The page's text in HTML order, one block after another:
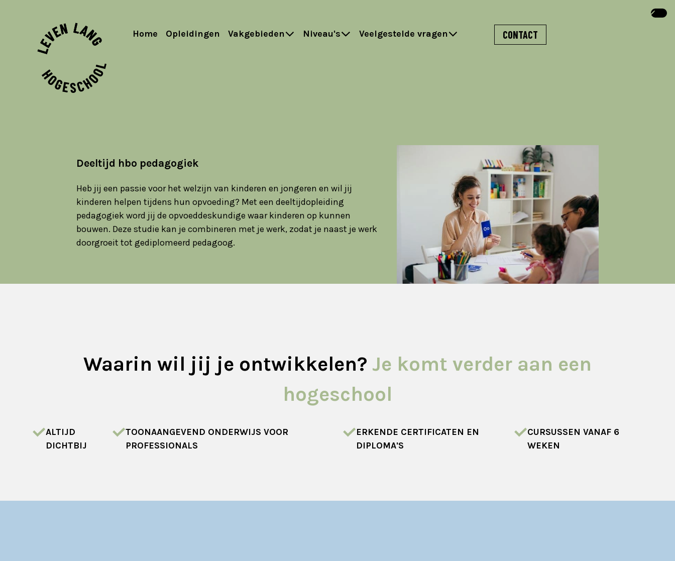
Home Opleidingen Vakgebieden Niveau's Veelgestelde vragen CONTACT
Deeltijd hbo pedagogiek
Heb jij een passie voor het welzijn van kinderen en jongeren en wil jij
kinderen helpen tijdens hun opvoeding? Met een deeltijdopleiding
pedagogiek word jij de opvoeddeskundige waar kinderen op kunnen
bouwen. Deze studie kan je combineren met je werk, zodat je naast je werk
doorgroeit tot gediplomeerd pedagoog.
Waarin wil jij je ontwikkelen? Je komt verder aan een
hogeschool
ALTIJD
DICHTBIJ
TOONAANGEVEND ONDERWIJS VOOR
PROFESSIONALS
ERKENDE CERTIFICATEN EN
DIPLOMA'S
CURSUSSEN VANAF 6
WEKEN